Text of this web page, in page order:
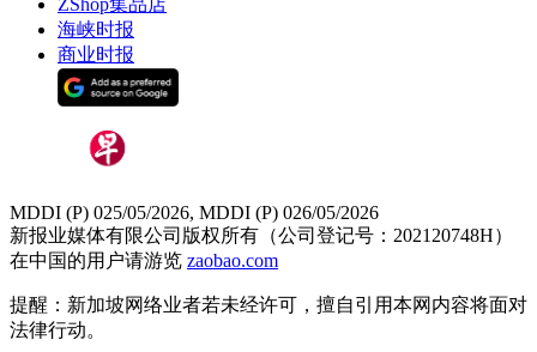
海峡时报
商业时报
MDDI (P) 025/05/2026, MDDI (P) 026/05/2026
新报业媒体有限公司版权所有（公司登记号：202120748H）
在中国的用户请游览 zaobao.com
提醒：新加坡网络业者若未经许可，擅自引用本网内容将面对
法律行动。